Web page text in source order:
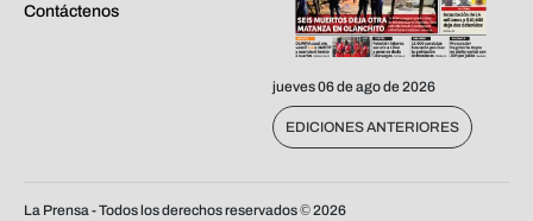
Contáctenos
jueves 06 de ago de 2026
EDICIONES ANTERIORES
La Prensa - Todos los derechos reservados ©2026